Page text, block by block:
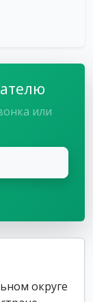
или
округе